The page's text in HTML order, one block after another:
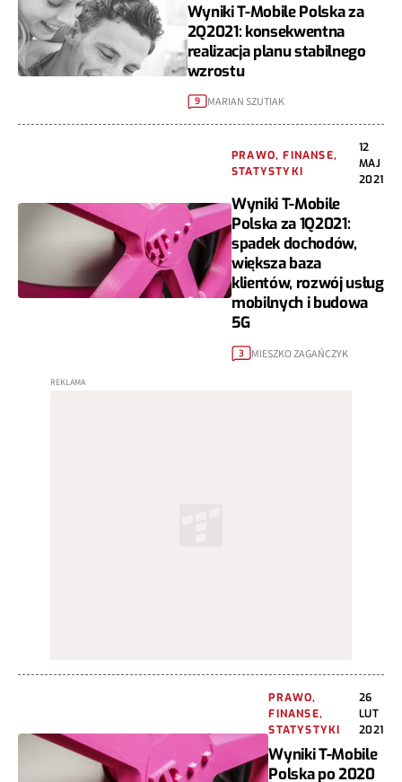
Wyniki T-Mobile Polska za
2Q2021: konsekwentna
realizacja planu stabilnego
wzrostu
9 MARIAN SZUTIAK
PRAWO, FINANSE,
STATYSTYKI
12
MAJ
2021
Wyniki T-Mobile
Polska za 1Q2021:
spadek dochodów,
większa baza
klientów, rozwój usług
mobilnych i budowa
5G
3 MIESZKO ZAGAŃCZYK
PRAWO,
FINANSE,
STATYSTYKI
26
LUT
2021
Wyniki T-Mobile
Polska po 2020